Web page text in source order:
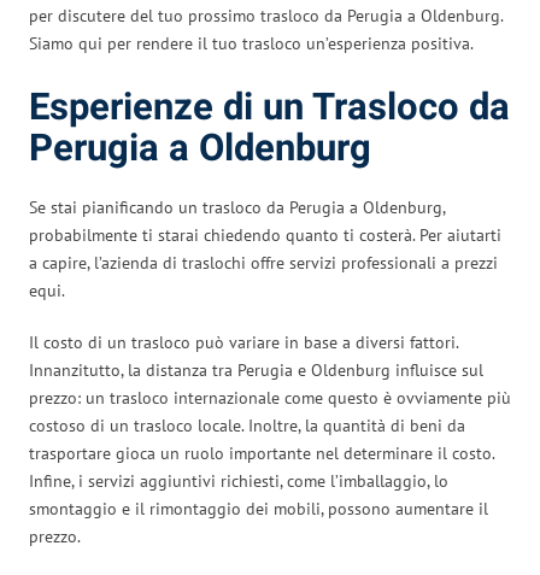
per discutere del tuo prossimo trasloco da Perugia a Oldenburg.
Siamo qui per rendere il tuo trasloco un’esperienza positiva.
Esperienze di un Trasloco da
Perugia a Oldenburg
Se stai pianificando un trasloco da Perugia a Oldenburg,
probabilmente ti starai chiedendo quanto ti costerà. Per aiutarti
a capire, l’azienda di traslochi offre servizi professionali a prezzi
equi.
Il costo di un trasloco può variare in base a diversi fattori.
Innanzitutto, la distanza tra Perugia e Oldenburg influisce sul
prezzo: un trasloco internazionale come questo è ovviamente più
costoso di un trasloco locale. Inoltre, la quantità di beni da
trasportare gioca un ruolo importante nel determinare il costo.
Infine, i servizi aggiuntivi richiesti, come l’imballaggio, lo
smontaggio e il rimontaggio dei mobili, possono aumentare il
prezzo.